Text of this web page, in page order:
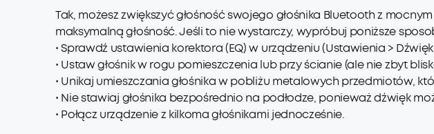
Tak, możesz zwiększyć głośność swojego głośnika Bluetooth z
maksymalną głośność. Jeśli to nie wystarczy, wypróbuj poniższe
• Sprawdź ustawienia korektora (EQ) w urządzeniu (Ustawienia >
• Ustaw głośnik w rogu pomieszczenia lub przy ścianie (ale nie zbyt
• Unikaj umieszczania głośnika w pobliżu metalowych przedmiotów,
• Nie stawiaj głośnika bezpośrednio na podłodze, ponieważ dźwięk
• Połącz urządzenie z kilkoma głośnikami jednocześnie.